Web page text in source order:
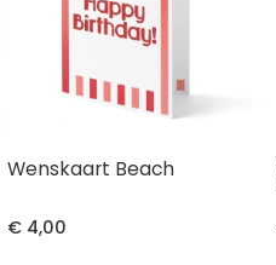
Wenskaart Beach
€ 4,00